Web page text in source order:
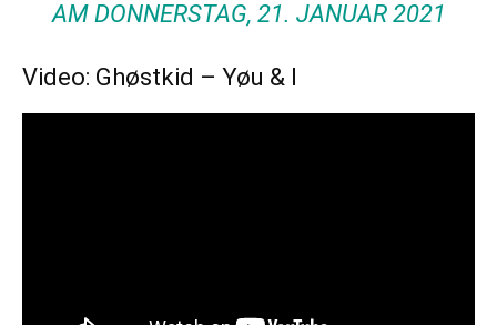
AM DONNERSTAG, 21. JANUAR 2021
Video: Ghøstkid – Yøu & I